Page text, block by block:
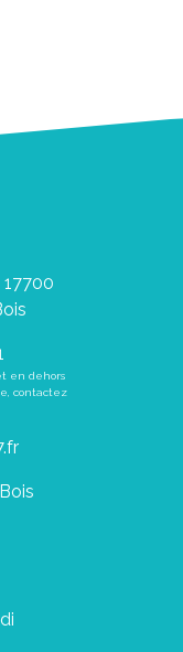
en dehors
contactez